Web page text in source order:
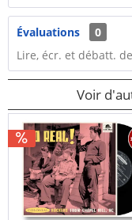
Évaluations
0
Lire, écr. et débatt.
Voir